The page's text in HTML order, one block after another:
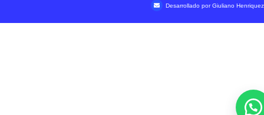
Desarrollado por Giuliano Henriquez